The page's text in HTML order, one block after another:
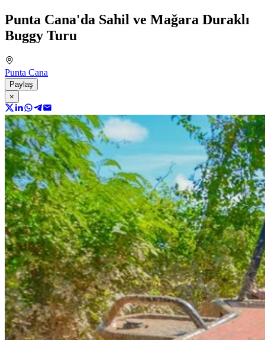
Punta Cana'da Sahil ve Mağara Duraklı
Buggy Turu
Punta Cana
Paylaş
×